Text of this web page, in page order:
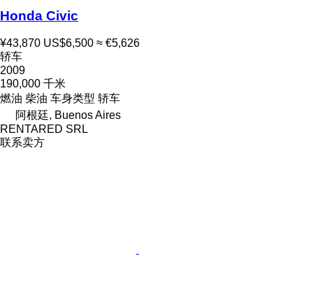
Honda Civic
¥43,870 US$6,500 ≈ €5,626
轿车
2009
190,000 千米
燃油 柴油 车身类型 轿车
阿根廷, Buenos Aires
RENTARED SRL
联系卖方